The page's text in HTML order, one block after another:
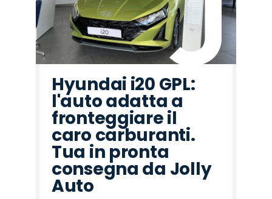
Hyundai i20 GPL:
l'auto adatta a
fronteggiare il
caro carburanti.
Tua in pronta
consegna da Jolly
Auto